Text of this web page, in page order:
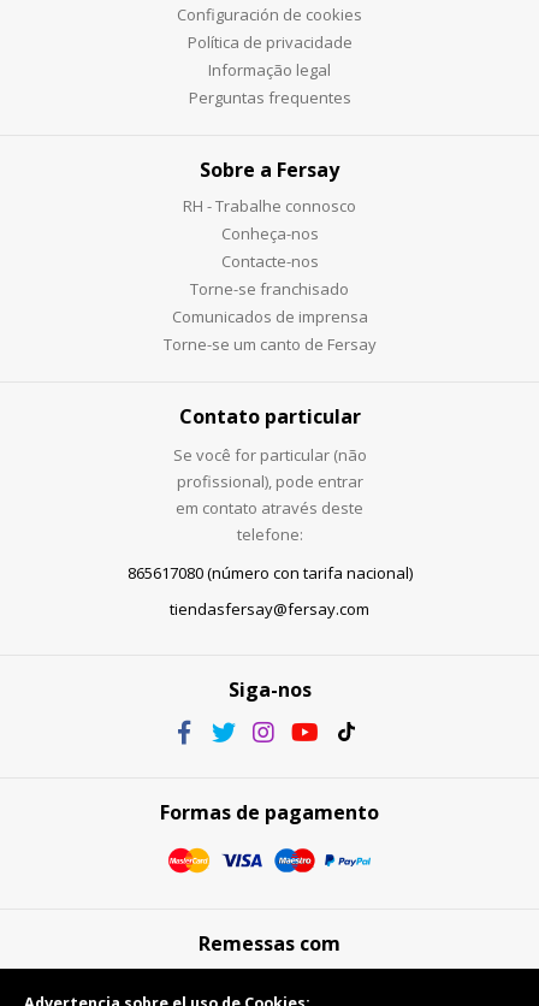
Configuración de cookies
Política de privacidade
Informação legal
Perguntas frequentes
Sobre a Fersay
RH - Trabalhe connosco
Conheça-nos
Contacte-nos
Torne-se franchisado
Comunicados de imprensa
Torne-se um canto de Fersay
Contato particular
Se você for particular (não
profissional), pode entrar
em contato através deste
telefone:
865617080 (número con tarifa nacional)
tiendasfersay@fersay.com
Siga-nos
Formas de pagamento
Remessas com